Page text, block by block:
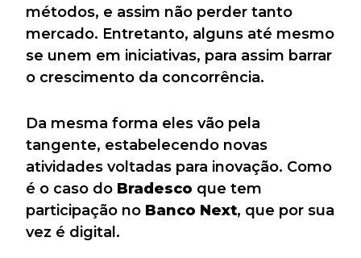
métodos, e assim não perder tanto
mercado. Entretanto, alguns até mesmo
se unem em iniciativas, para assim barrar
o crescimento da concorrência.
Da mesma forma eles vão pela
tangente, estabelecendo novas
atividades voltadas para inovação. Como
é o caso do Bradesco que tem
participação no Banco Next, que por sua
vez é digital.